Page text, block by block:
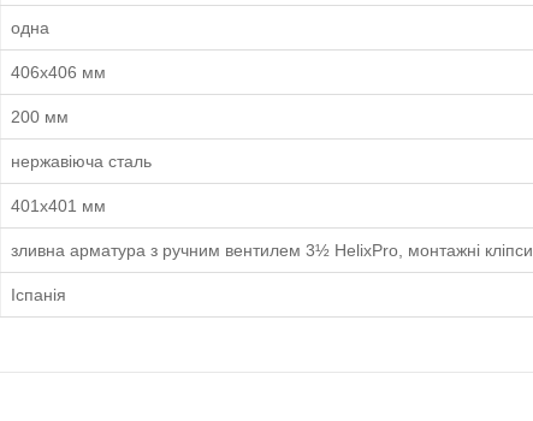
одна
406x406 мм
200 мм
нержавіюча сталь
401x401 мм
зливна арматура з ручним вентилем 3½ HelixPro, монтажні кліпси
Іспанія